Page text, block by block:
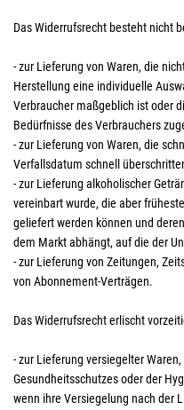
Das Widerrufsrecht besteht nicht
- zur Lieferung von Waren, die
Herstellung eine individuelle
Verbraucher maßgeblich ist oder
Bedürfnisse des Verbrauchers
- zur Lieferung von Waren, die
Verfallsdatum schnell
- zur Lieferung alkoholischer
vereinbart wurde, die aber
geliefert werden können und
dem Markt abhängt, auf die der
- zur Lieferung von Zeitungen,
von Abonnement-Verträgen.
Das Widerrufsrecht erlischt
- zur Lieferung versiegelter
Gesundheitsschutzes oder der
wenn ihre Versiegelung nach der